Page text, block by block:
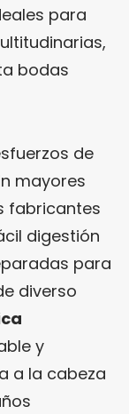
para
bodas
de
mayores
fabricantes
digestión
para
diverso
y
a la cabeza